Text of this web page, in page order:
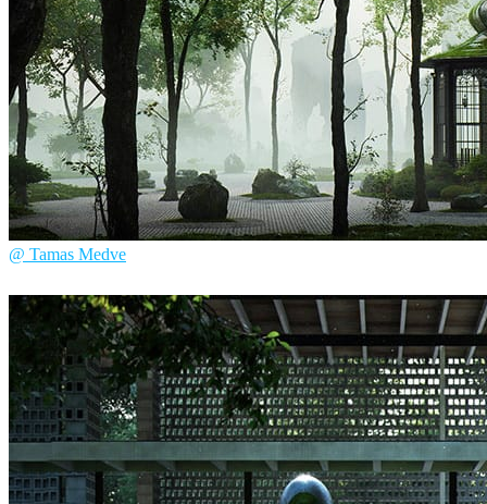
@ Tamas Medve
Tamas Medve 建築